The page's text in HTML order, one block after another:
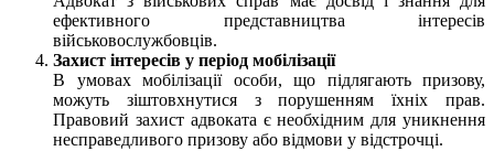
ефективного представництва інтересів
військовослужбовців.
Захист інтересів у період мобілізації
В умовах мобілізації особи, що підлягають призову,
можуть зіштовхнутися з порушенням їхніх прав.
Правовий захист адвоката є необхідним для уникнення
несправедливого призову або відмови у відстрочці.